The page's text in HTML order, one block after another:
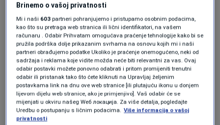
Nikol Štulić pogodio je za veliku pobjedu
gostiju, koji se bore za opstanak.
Tarik Muharemović odigrao je cijeli meč,
zaradio je žuti karton, a u jednom trenutku
meča žalio se na bolove. Situacija se dogodila
kada je oštro startovao na protivnika, nakon
čega mu je glavni arbitar pokazao žuti karton.
Brinemo o vašoj privatnosti
Mi i naši 603 partneri pohranjujemo i pristupamo osobnim podacima,
kao što su pretraga web stranica ili lični identifikatori, na vašem
računaru . Odabir Prihvatam omogućava praćenje tehnologije kako bi se
pružila podrška dolje prikazanim svrhama na osnovu kojih mi i naši
partneri obrađujemo podatke Ukoliko je praćenje onemogućeno, neki od
sadržaja i reklama koje vidite možda neće biti relevantni za vas. Ovaj
odabir postavki možete ponovno odabrati i pritom promijeniti trenutni
odabir ili pristanak tako što ćete kliknuti na Upravljaj željenim
postavkama link na dnu ove web stranice [ili plutajuću ikonu u donjem
lijevom dijelu web stranice, ako je primjenjivo]. Vaš odabir će se
mijenjati u okviru našeg Wеб локација. Za više detalja, pogledajte
Uredbu o postupanju s ličnim podacima. Više informacija o vašoj
privatnosti